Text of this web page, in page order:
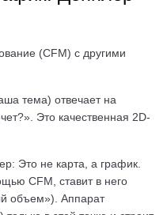
(CFM) с другими
тема) отвечает на
Это качественная 2D-
Это не карта, а график.
CFM, ставит в него
объем»). Аппарат